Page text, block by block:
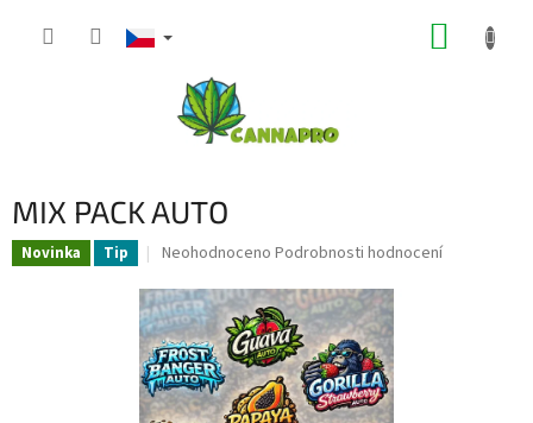
MIX PACK AUTO
Novinka Tip
Průměrné
produktu
je
0,0
z
5
hvězdiček.
Neohodnoceno Podrobnosti hodnocení